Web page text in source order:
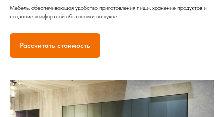
Мебель, обеспечивающая удобство приготовления пищи, хранение продуктов и
создание комфортной обстановки на кухне.
Рассчитать стоимость